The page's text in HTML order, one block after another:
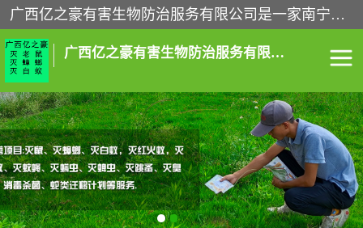
广西亿之豪有害生物防治服务有限公司是一家南宁灭鼠公司、灭蟑螂公司，南宁杀虫公司，南宁除虫公司，南宁灭跳蚤公司，南宁灭白蚁公司，南宁除四害公司,广西亿之豪有害生物防治服务有限公司专业灭蟑螂,除臭虫,其他害虫,服务上门,安全环保,售后保障,一次消杀，竭诚为您服务.
广西亿之豪有害生物防治服务有限公司
南宁灭白蚁 南宁灭老鼠
南宁灭蟑螂 南宁杀虫
南宁除四害 南宁消杀